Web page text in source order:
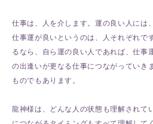
仕事は、人を介します。運の良い人には
仕事運が良いというのは、人それぞれで
るなら、自ら運の良い人であれば、仕事
の出逢いが更なる仕事につながっていき
ものでもあります。
龍神様は、どんな人の状態も理解されて